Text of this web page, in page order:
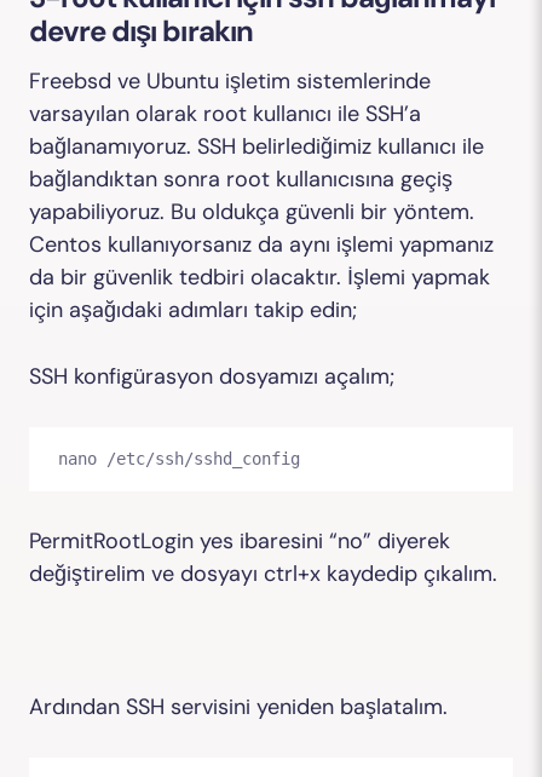
devre dışı bırakın
Freebsd ve Ubuntu işletim sistemlerinde
varsayılan olarak root kullanıcı ile SSH’a
bağlanamıyoruz. SSH belirlediğimiz kullanıcı ile
bağlandıktan sonra root kullanıcısına geçiş
yapabiliyoruz. Bu oldukça güvenli bir yöntem.
Centos kullanıyorsanız da aynı işlemi yapmanız
da bir güvenlik tedbiri olacaktır. İşlemi yapmak
için aşağıdaki adımları takip edin;
SSH konfigürasyon dosyamızı açalım;
nano /etc/ssh/sshd_config
PermitRootLogin yes ibaresini “no” diyerek
değiştirelim ve dosyayı ctrl+x kaydedip çıkalım.
Ardından SSH servisini yeniden başlatalım.